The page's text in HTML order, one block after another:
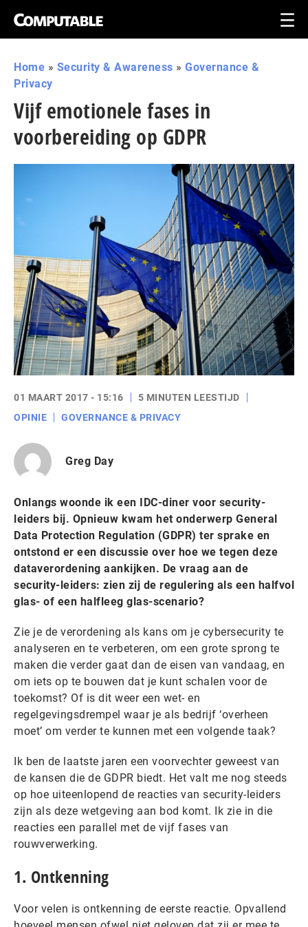
Home » Security & Awareness » Governance &
Privacy
Vijf emotionele fases in
voorbereiding op GDPR
01 MAART 2017 - 15:16
5 MINUTEN LEESTIJD
OPINIE
GOVERNANCE & PRIVACY
Greg Day
Onlangs woonde ik een IDC-diner voor security-
leiders bij. Opnieuw kwam het onderwerp General
Data Protection Regulation (GDPR) ter sprake en
ontstond er een discussie over hoe we tegen deze
dataverordening aankijken. De vraag aan de
security-leiders: zien zij de regulering als een halfvol
glas- of een halfleeg glas-scenario?
Zie je de verordening als kans om je cybersecurity te
analyseren en te verbeteren, om een grote sprong te
maken die verder gaat dan de eisen van vandaag, en
om iets op te bouwen dat je kunt schalen voor de
toekomst? Of is dit weer een wet- en
regelgevingsdrempel waar je als bedrijf ‘overheen
moet’ om verder te kunnen met een volgende taak?
Ik ben de laatste jaren een voorvechter geweest van
de kansen die de GDPR biedt. Het valt me nog steeds
op hoe uiteenlopend de reacties van security-leiders
zijn als deze wetgeving aan bod komt. Ik zie in die
reacties een parallel met de vijf fases van
rouwverwerking.
1. Ontkenning
Voor velen is ontkenning de eerste reactie. Opvallend